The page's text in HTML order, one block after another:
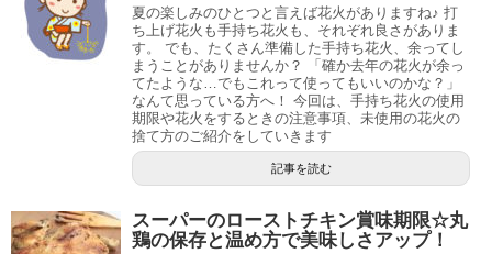
夏の楽しみのひとつと言えば花火がありますね♪ 打
ち上げ花火も手持ち花火も、それぞれ良さがありま
す。 でも、たくさん準備した手持ち花火、余ってし
まうことがありませんか？ 「確か去年の花火が余っ
てたような…でもこれって使ってもいいのかな？」
なんて思っている方へ！ 今回は、手持ち花火の使用
期限や花火をするときの注意事項、未使用の花火の
捨て方のご紹介をしていきます
記事を読む
スーパーのローストチキン賞味期限☆丸
鶏の保存と温め方で美味しさアップ！